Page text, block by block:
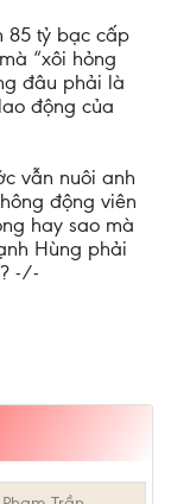
85 tỷ bạc cấp
“xôi hỏng
đâu phải là
động của
vẫn nuôi anh
động viên
hay sao mà
Hùng phải
-/-